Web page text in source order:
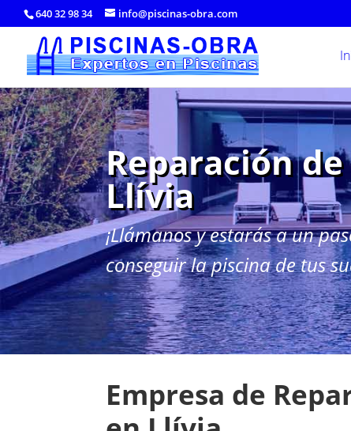
640 32 98 34 info@piscinas-obra.com
Reparación
Llívia
¡Llámanos y estarás a un
conseguir la piscina de tus
Empresa de